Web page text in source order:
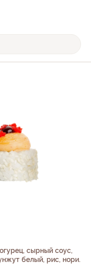
сырный соус,
белый, рис, нори.